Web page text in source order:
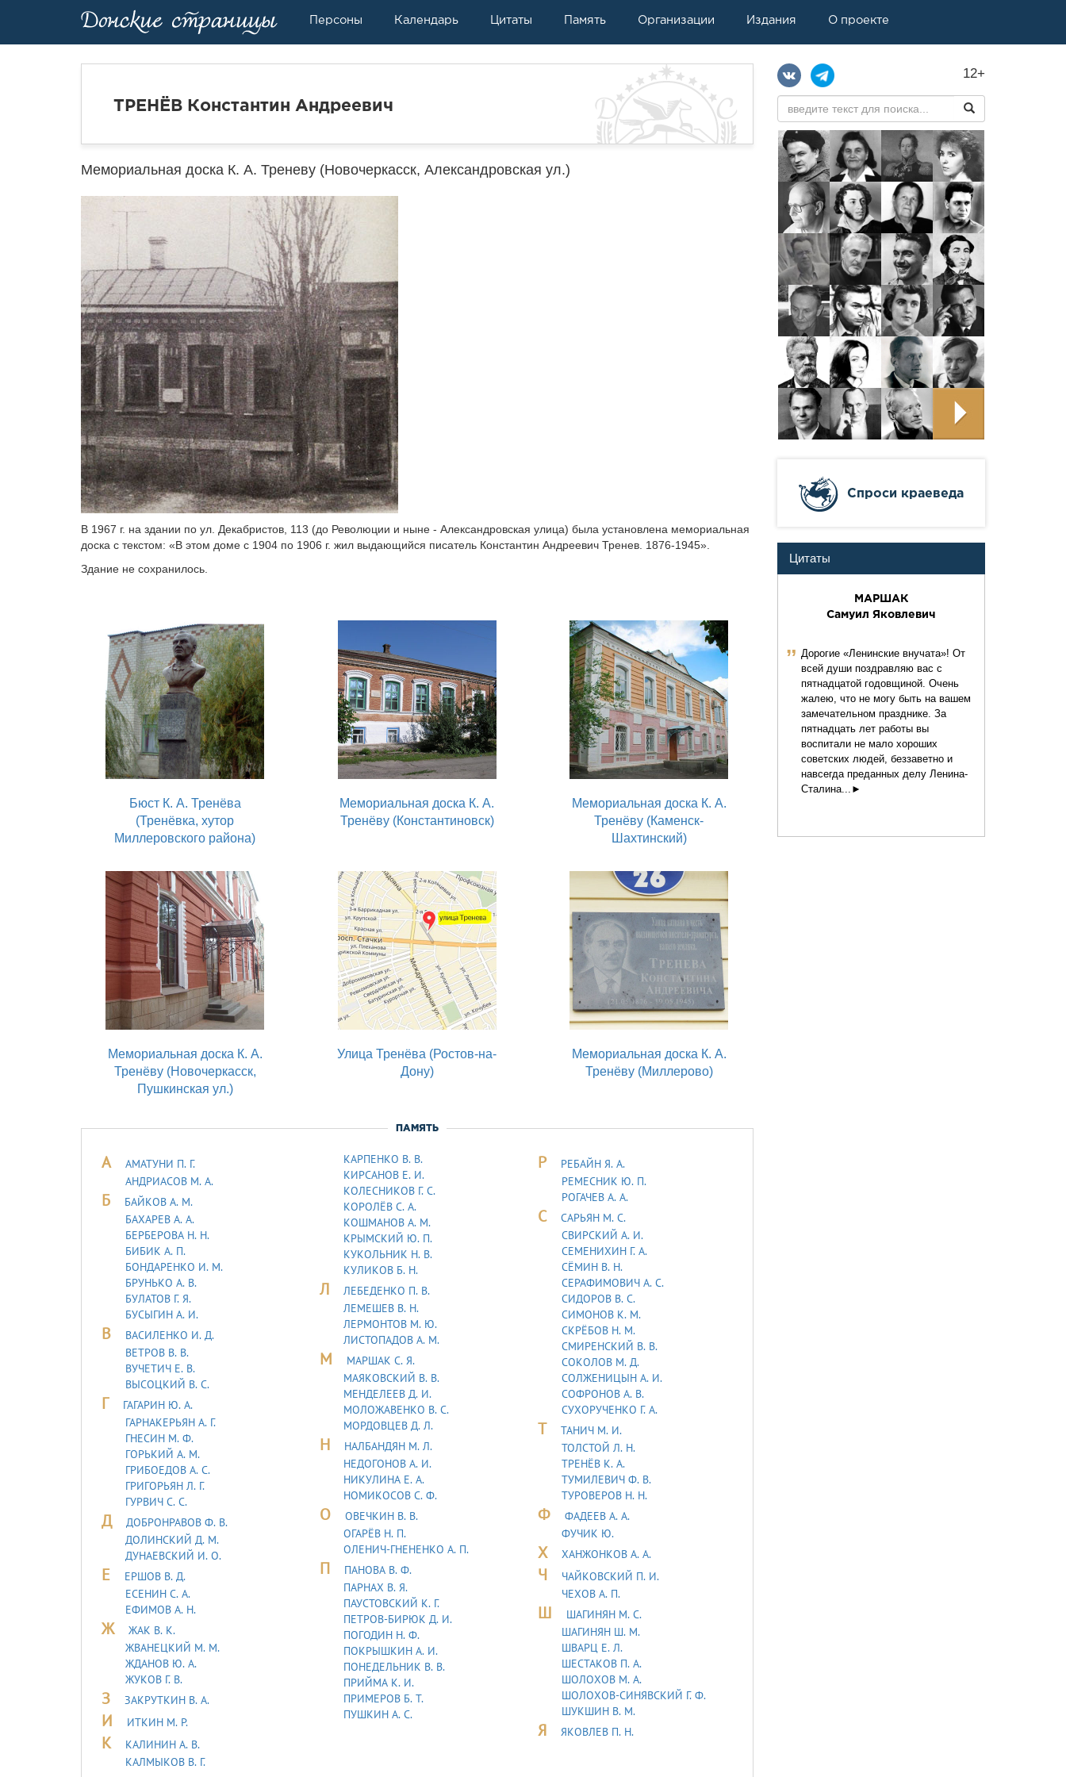
Персоны Календарь Цитаты Память Организации Издания О проекте
ТРЕНЁВ Константин Андреевич
Мемориальная доска К. А. Треневу (Новочеркасск, Александровская ул.)
В 1967 г. на здании по ул. Декабристов, 113 (до Революции и ныне - Александровская улица) была установлена мемориальная
доска с текстом: «В этом доме с 1904 по 1906 г. жил выдающийся писатель Константин Андреевич Тренев. 1876-1945».
Здание не сохранилось.
Бюст К. А. Тренёва
(Тренёвка, хутор
Миллеровского района)
Мемориальная доска К. А.
Тренёву (Константиновск)
Мемориальная доска К. А.
Тренёву (Каменск-
Шахтинский)
Мемориальная доска К. А.
Тренёву (Новочеркасск,
Пушкинская ул.)
Улица Тренёва (Ростов-на-
Дону)
Мемориальная доска К. А.
Тренёву (Миллерово)
ПАМЯТЬ
А
АМАТУНИ П. Г.
АНДРИАСОВ М. А.
Б
БАЙКОВ А. М.
БАХАРЕВ А. А.
БЕРБЕРОВА Н. Н.
БИБИК А. П.
БОНДАРЕНКО И. М.
БРУНЬКО А. В.
БУЛАТОВ Г. Я.
БУСЫГИН А. И.
В
ВАСИЛЕНКО И. Д.
ВЕТРОВ В. В.
ВУЧЕТИЧ Е. В.
ВЫСОЦКИЙ В. С.
Г
ГАГАРИН Ю. А.
ГАРНАКЕРЬЯН А. Г.
ГНЕСИН М. Ф.
ГОРЬКИЙ А. М.
ГРИБОЕДОВ А. С.
ГРИГОРЬЯН Л. Г.
ГУРВИЧ С. С.
Д
ДОБРОНРАВОВ Ф. В.
ДОЛИНСКИЙ Д. М.
ДУHАЕВСКИЙ И. О.
Е
ЕРШОВ В. Д.
ЕСЕНИН С. А.
ЕФИМОВ А. Н.
Ж
ЖАК В. К.
ЖВАНЕЦКИЙ М. М.
ЖДАНОВ Ю. А.
ЖУКОВ Г. В.
З ЗАКРУТКИН В. А.
И ИТКИН М. Р.
К
КАЛИНИН А. В.
КАЛМЫКОВ В. Г.
КАРПЕНКО В. В.
КИРСАНОВ Е. И.
КОЛЕСНИКОВ Г. С.
КОРОЛЁВ С. А.
КОШМАНОВ А. М.
КРЫМСКИЙ Ю. П.
КУКОЛЬНИК H. В.
КУЛИКОВ Б. Н.
Л
ЛЕБЕДЕHКО П. В.
ЛЕМЕШЕВ В. Н.
ЛЕРМОHТОВ М. Ю.
ЛИСТОПАДОВ А. М.
М
МАРШАК С. Я.
МАЯКОВСКИЙ В. В.
МЕНДЕЛЕЕВ Д. И.
МОЛОЖАВEHКО В. С.
МОРДОВЦЕВ Д. Л.
Н
НАЛБАНДЯН М. Л.
НЕДОГОНОВ А. И.
НИКУЛИНА Е. А.
НОМИКОСОВ С. Ф.
О
ОВЕЧКИН В. В.
ОГАРЁВ Н. П.
ОЛЕНИЧ-ГНЕНЕНКО А. П.
П
ПАНОВА В. Ф.
ПАРНАХ В. Я.
ПАУСТОВСКИЙ К. Г.
ПЕТРОВ-БИРЮК Д. И.
ПОГОДИН Н. Ф.
ПОКРЫШКИН А. И.
ПОНЕДЕЛЬНИК В. В.
ПРИЙМА К. И.
ПРИМЕРОВ Б. Т.
ПУШКИН А. С.
Р
РЕБАЙН Я. А.
РЕМЕСНИК Ю. П.
РОГАЧЕВ А. А.
С
САРЬЯH М. С.
СВИРСКИЙ А. И.
СЕМЕНИХИН Г. А.
СЁМИН В. Н.
СЕРАФИМОВИЧ А. С.
СИДОРОВ В. С.
СИМОНОВ К. М.
СКРЁБОВ Н. М.
СМИРЕНСКИЙ В. В.
СОКОЛОВ М. Д.
СОЛЖЕНИЦЫН А. И.
СОФРОНОВ А. В.
СУХОРУЧЕНКО Г. А.
Т
ТАHИЧ М. И.
ТОЛСТОЙ Л. Н.
ТРЕНЁВ К. А.
ТУМИЛЕВИЧ Ф. В.
ТУРОВЕРОВ Н. Н.
Ф
ФАДЕЕВ А. А.
ФУЧИК Ю.
Х ХАНЖОНКОВ А. А.
Ч
ЧАЙКОВСКИЙ П. И.
ЧЕХОВ А. П.
Ш
ШАГИНЯН М. С.
ШАГИНЯН Ш. М.
ШВАРЦ Е. Л.
ШЕСТАКОВ П. А.
ШОЛОХОВ М. А.
ШОЛОХОВ-СИНЯВСКИЙ Г. Ф.
ШУКШИН В. М.
Я ЯКОВЛЕВ П. Н.
12+
Cпроси краеведа
Цитаты
МАРШАК
Самуил Яковлевич
ˮ Дорогие «Ленинские внучата»! От
всей души поздравляю вас с
пятнадцатой годовщиной. Очень
жалею, что не могу быть на вашем
замечательном празднике. За
пятнадцать лет работы вы
воспитали не мало хороших
советских людей, беззаветно и
навсегда преданных делу Ленина-
Сталина...►